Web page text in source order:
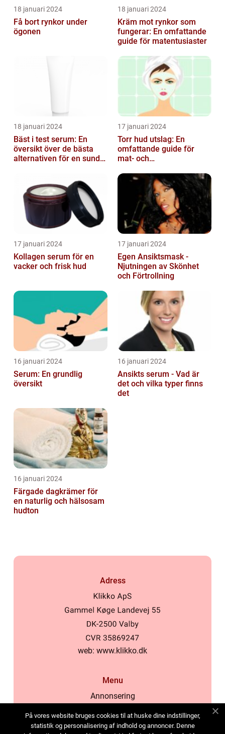
18 januari 2024
Få bort rynkor under
ögonen
18 januari 2024
Kräm mot rynkor som
fungerar: En omfattande
guide för matentusiaster
18 januari 2024
Bäst i test serum: En
översikt över de bästa
alternativen för en sund
17 januari 2024
Torr hud utslag: En
omfattande guide för
mat- och
17 januari 2024
Kollagen serum för en
vacker och frisk hud
17 januari 2024
Egen Ansiktsmask -
Njutningen av Skönhet
och Förtrollning
16 januari 2024
Serum: En grundlig
översikt
16 januari 2024
Ansikts serum - Vad är
det och vilka typer finns
det
16 januari 2024
Färgade dagkrämer för
en naturlig och hälsosam
hudton
Adress
web: www.klikko.dk
Menu
Annonsering
Cookies
På vores website bruges cookies til at huske dine indstillinger,
statistik og personalisering af indhold og annoncer. Denne